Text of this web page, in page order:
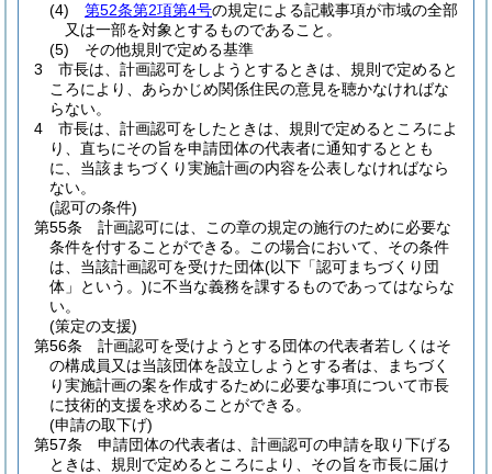
(4)
第52条第2項第4号の規定による記載事項が市域の全部
又は一部を対象とするものであること。
(5)
その他規則で定める基準
3
市長は、計画認可をしようとするときは、規則で定めると
ころにより、あらかじめ関係住民の意見を聴かなければな
らない。
4
市長は、計画認可をしたときは、規則で定めるところによ
り、直ちにその旨を申請団体の代表者に通知するととも
に、当該まちづくり実施計画の内容を公表しなければなら
ない。
(認可の条件)
第55条
計画認可には、この章の規定の施行のために必要な
条件を付することができる。
この場合において、その条件
は、当該計画認可を受けた団体(以下「認可まちづくり団
体」という。)に不当な義務を課するものであってはならな
い。
(策定の支援)
第56条
計画認可を受けようとする団体の代表者若しくはそ
の構成員又は当該団体を設立しようとする者は、まちづく
り実施計画の案を作成するために必要な事項について市長
に技術的支援を求めることができる。
(申請の取下げ)
第57条
申請団体の代表者は、計画認可の申請を取り下げる
ときは、規則で定めるところにより、その旨を市長に届け